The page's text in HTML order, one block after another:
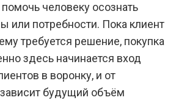
человеку осознать
или потребности. Пока клиент
требуется решение, покупка
здесь начинается вход
в воронку, и от
будущий объём